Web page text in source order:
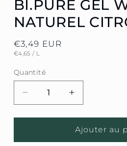
BI.PURE GEL
NATUREL
Prix
habituel
€3,49 EUR
PRIX
€4,65 / PAR
L
Quantité
Réduire
la
quantité
BI.PURE
Augmenter
la
quantité
de
BI.PURE
Ajouter au